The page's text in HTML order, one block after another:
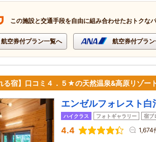
この施設と交通手段を自由に組み合わせたおトクな
航空券付プラン一覧へ 航空券付プラ
る宿】口コミ４．５★の天然温泉&高原リゾー
エンゼルフォレスト白
ハイクラス フォトギャラリー 宿ブ
4.4 1,674